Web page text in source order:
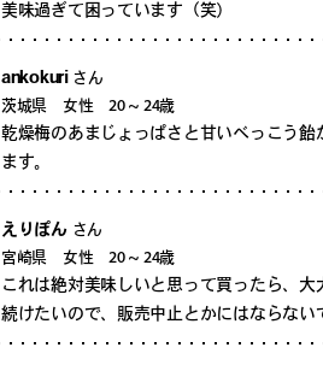
美味過ぎて困っています（笑）
ankokuri さん
茨城県 女性 20 ~ 24歳
乾燥梅のあまじょっぱさと甘いべっこう
ます。
えりぽん さん
宮崎県 女性 20 ~ 24歳
これは絶対美味しいと思って買ったら、
続けたいので、販売中止とかにはならない